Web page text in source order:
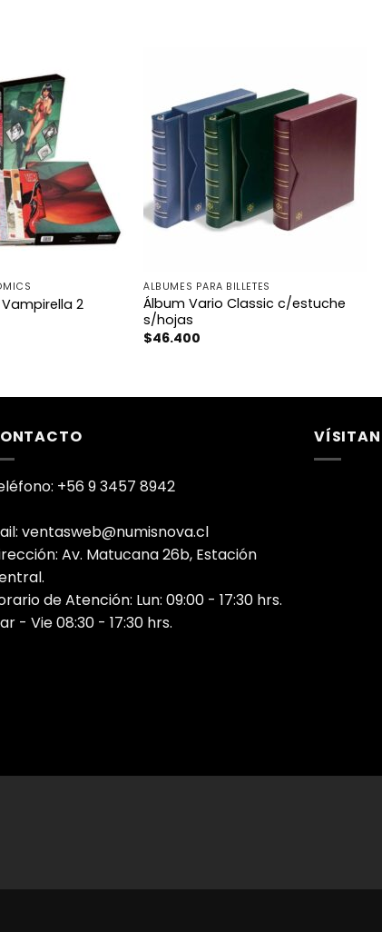
2
ÁLBUMES PARA BILLETES
Álbum Vario Classic c/estuche
s/hojas
$46.400
+56 9 3457 8942
ventasweb@numisnova.cl
Av. Matucana 26b, Estación
de Atención: Lun: 09:00 - 17:30 hrs.
- Vie 08:30 - 17:30 hrs.